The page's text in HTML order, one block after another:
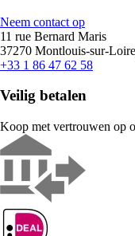
Neem contact op
11 rue Bernard Maris
37270 Montlouis-sur-
+33 1 86 47 62 58
Veilig betalen
Koop met vertrouwen op